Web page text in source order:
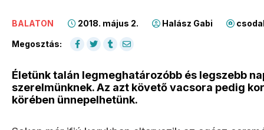
BALATON 2018. május 2. Halász Gabi
Megosztás:
Életünk talán legmeghatározóbb és legszebb
szerelmünknek. Az azt követő vacsora pedig
körében ünnepelhetünk.